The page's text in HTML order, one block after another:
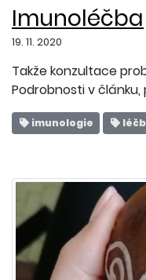
Imunoléčba
19. 11. 2020
Takže konzultace
Podrobnosti v
imunologie